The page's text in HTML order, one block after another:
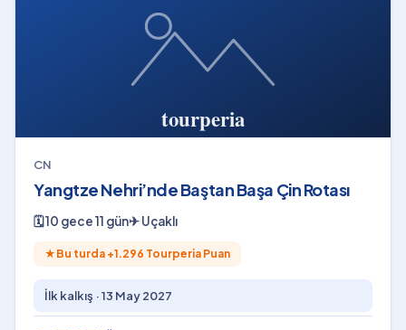
CN
Yangtze Nehri’nde Baştan Başa Çin Rotası
🗓10 gece 11 gün✈Uçaklı
★ Bu turda +1.296 Tourperia Puan
İlk kalkış ·13 May 2027